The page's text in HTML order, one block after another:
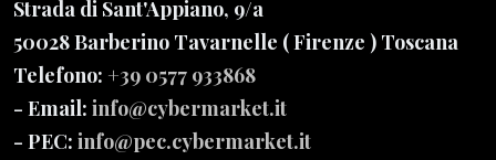
Strada di Sant'Appiano, 9/a
50028 Barberino Tavarnelle ( Firenze ) Toscana
Telefono: +39 0577 933868
- Email: info@cybermarket.it
- PEC: info@pec.cybermarket.it